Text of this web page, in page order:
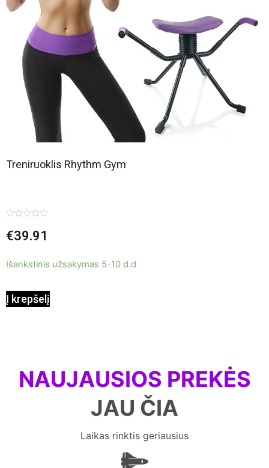
Treniruoklis Rhythm Gym
0
iš
€39.91
Išankstinis užsakymas 5-10 d.d
Į krepšelį
NAUJAUSIOS PREKĖS
JAU ČIA
Laikas rinktis geriausius